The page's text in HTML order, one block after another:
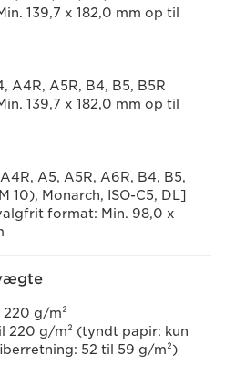
139,7 x 182,0 mm op til
A4R, A5R, B4, B5, B5R
139,7 x 182,0 mm op til
A5, A5R, A6R, B4, B5,
10), Monarch, ISO-C5, DL]
format: Min. 98,0 x
g/m²
220 g/m² (tyndt papir: kun
52 til 59 g/m²)